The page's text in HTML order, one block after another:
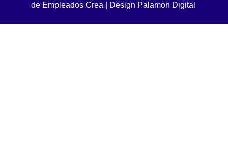
de Empleados Crea
Design Palamon Digital